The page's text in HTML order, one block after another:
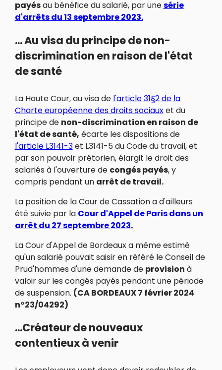
payésau bénéfice du salarié, par unesérie
d'arrêts du 13 septembre 2023.
... Au visa du principe de non-
discrimination en raison de l'état
de santé
La Haute Cour, au visa de l'article 31§2 de la
Charte européenne des droits sociauxet du
principe de non-discrimination en raison de
l'état de santé, écarte les dispositions de
l'article L3141-3et L3141-5 du Code du travail, et
par son pouvoir prétorien, élargit le droit des
salariés à l'ouverture de congés payés, y
compris pendant un arrêt de travail.
La position de la Cour de Cassation a d'ailleurs
été suivie par la Cour d'Appel de Paris dans un
arrêt du 27 septembre 2023.
La Cour d'Appel de Bordeaux a même estimé
qu'un salarié pouvait saisir en référé le Conseil de
Prud'hommes d'une demande de provision à
valoir sur les congés payés pendant une période
de suspension. (CA BORDEAUX 7 février 2024
n°23/04292)
...Créateur de nouveaux
contentieux à venir